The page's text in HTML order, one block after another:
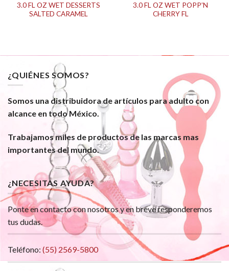
3.0 FL OZ WET DESSERTS
SALTED CARAMEL
3.0 FL OZ WET POPP’N
CHERRY FL
¿QUIÉNES SOMOS?
Somos una distribuidora de artículos para adulto con
alcance en todo México.
Trabajamos miles de productos de las marcas mas
importantes del mundo.
¿NECESITAS AYUDA?
Ponte en contacto con nosotros y en breve responderemos
tus dudas.
Teléfono: (55) 2569-5800